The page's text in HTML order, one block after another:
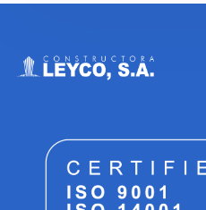
Leyco